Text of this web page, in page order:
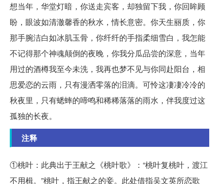
想当年，华堂灯暗，你送走宾客，却独留下我，你回眸顾
盼，眼波如清澈馨香的秋水，情长意密。你天生丽质，你
那手腕洁白如冰肌玉骨，你纤纤的手指柔细雪白，我怎能
不记得那个神魂颠倒的夜晚，你我分瓜品尝的深意，当年
用过的酒樽我至今未洗，我再也梦不见与你同赴阳台，相
思爱恋的云雨，只有漫洒零落的泪滴。可怜这凄凄冷冷的
秋夜里，只有蟋蟀的啼鸣和稀稀落落的雨水，伴我度过这
孤独的长夜。
注释
①桃叶：此典出于王献之《桃叶歌》：“桃叶复桃叶，渡江
不用楫。”桃叶，指王献之的妾。此处借指吴文英所恋歌